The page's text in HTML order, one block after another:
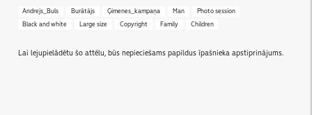
Andrejs_Buls Burātājs Ģimenes_kampaņa Man
Photo session
Black and white
Large size Copyright Family Children
Lai lejupielādētu šo attēlu, būs nepieciešams papildus īpašnieka apstiprinājums.